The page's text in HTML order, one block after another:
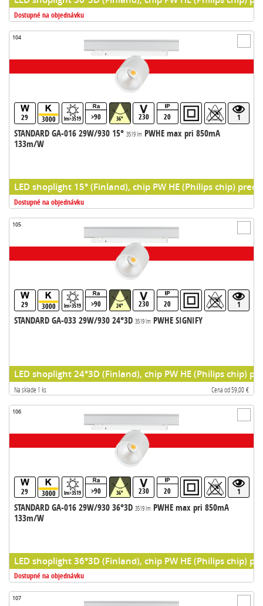
Dostupné na objednávku
104
29 3000 lm>3519 >90 36° 230 20 1
STANDARD GA-016 29W/930 15° 3519 lmPWHE max pri 850mA
133m/W
LED shoplight 15° (Finland), chip PW HE (Philips chip)
Dostupné na objednávku
105
29 3000 lm>3519 >90 24° 230 20 1
STANDARD GA-033 29W/930 24°3D 3519 lmPWHE SIGNIFY
LED shoplight 24°3D (Finland), chip PW HE (Philips chip)
Na sklade 1 ks Cena od 59,00 €
106
29 3000 lm>3519 >90 36° 230 20 1
STANDARD GA-016 29W/930 36°3D 3519 lmPWHE max pri 850mA
133m/W
LED shoplight 36°3D (Finland), chip PW HE (Philips chip)
Dostupné na objednávku
107